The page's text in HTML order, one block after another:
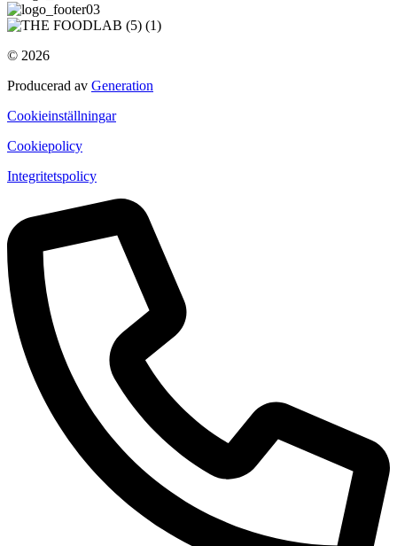
© 2026
Producerad av Generation
Cookieinställningar
Cookiepolicy
Integritetspolicy